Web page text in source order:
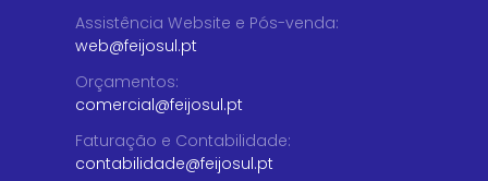
Assistência Website e Pós-venda:
web@feijosul.pt
Orçamentos:
comercial@feijosul.pt
Faturação e Contabilidade:
contabilidade@feijosul.pt